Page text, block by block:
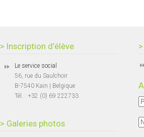
> Inscription d’élève
Le service social
56, rue du Saulchoir
B-7540 Kain | Belgique
Tél. : +32 (0) 69 222733
> Galeries photos